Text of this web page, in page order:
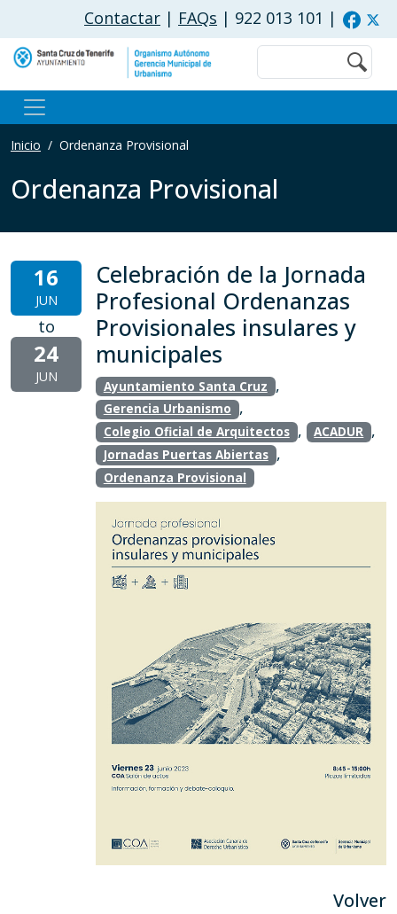
Pasar al contenido principal
Contactar | FAQs | 922 013 101 |
Buscar
Inicio Ordenanza Provisional
Ordenanza Provisional
16
JUN
to
24
JUN
Celebración de la Jornada
Profesional Ordenanzas
Provisionales insulares y
municipales
Ayuntamiento Santa Cruz ,
Gerencia Urbanismo ,
Colegio Oficial de Arquitectos , ACADUR ,
Jornadas Puertas Abiertas ,
Ordenanza Provisional
Volver